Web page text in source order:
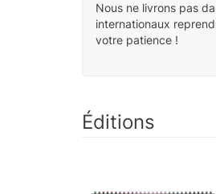
Nous ne livrons pas
internationaux
votre patience !
Éditions